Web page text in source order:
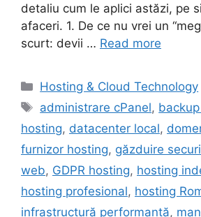
detaliu cum le aplici astăzi, pe
afaceri. 1. De ce nu vrei un
scurt: devii … Read more
Categories
Hosting & Cloud Technology
Tags
administrare cPanel,
hosting, datacenter local,
furnizor hosting, găzduire
web, GDPR hosting, hosting
hosting profesional, hosting
infrastructură performantă,